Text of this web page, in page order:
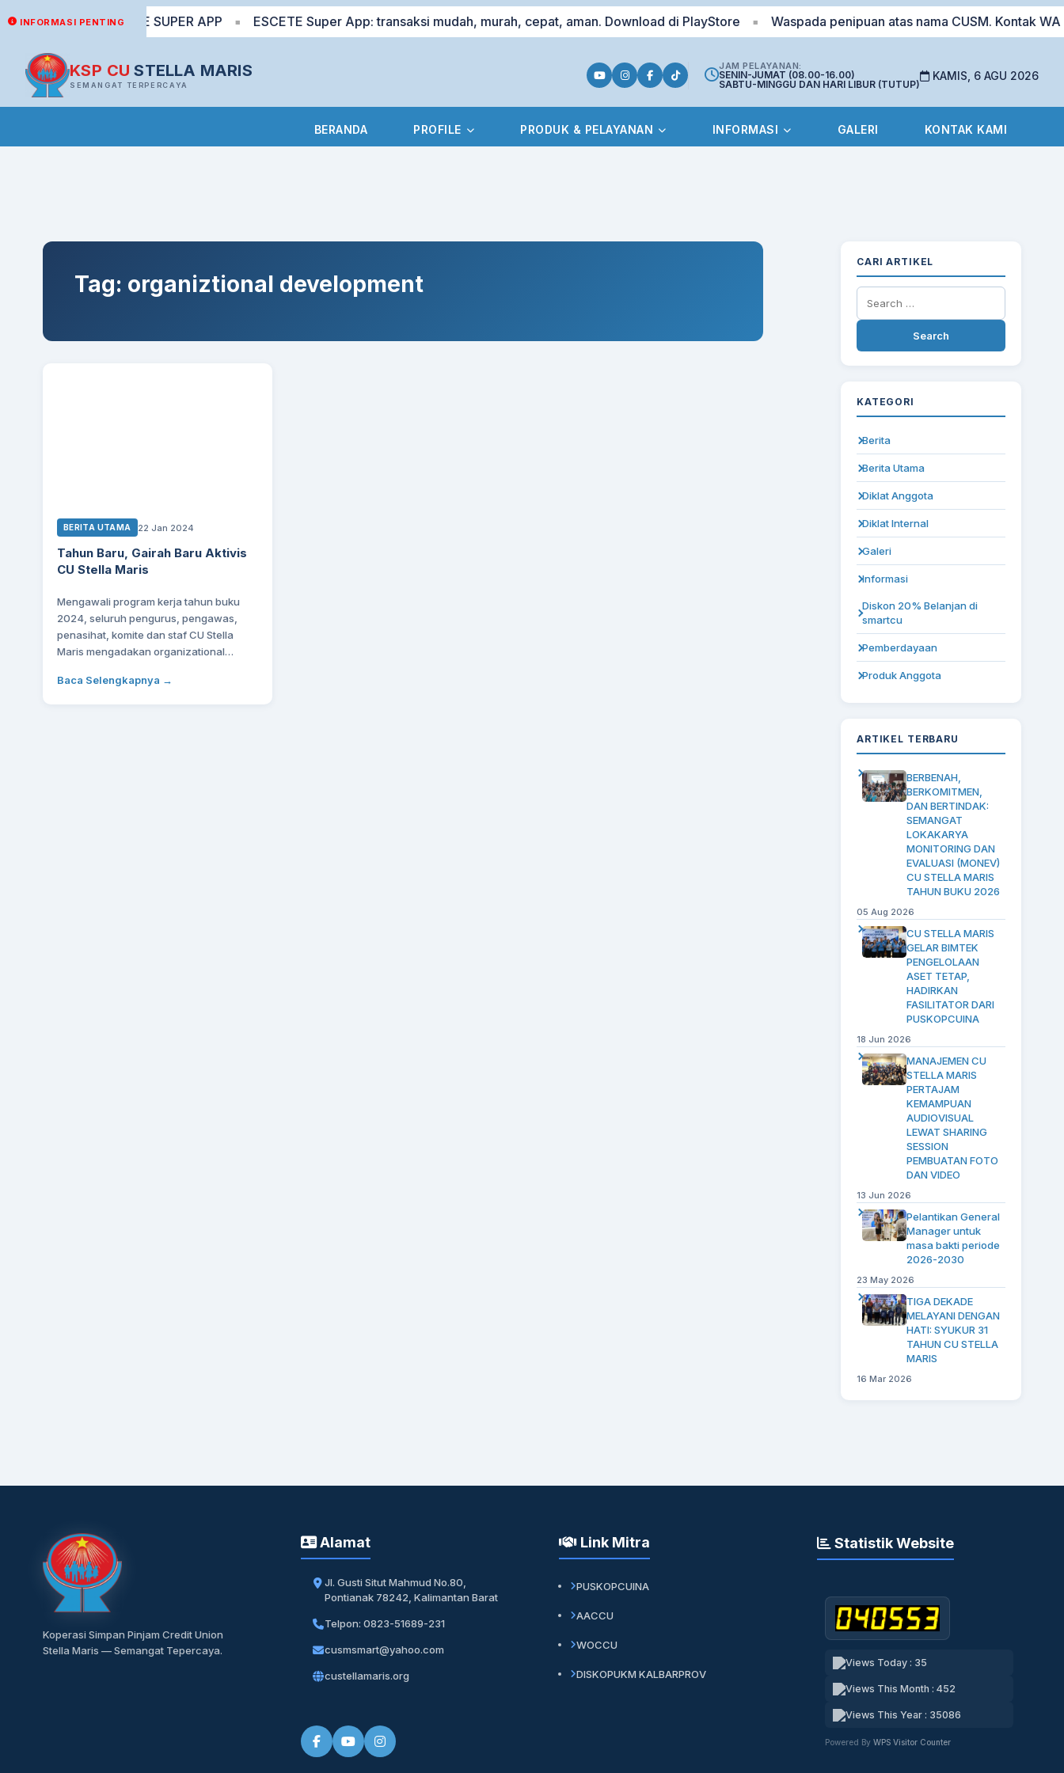
INFORMASI PENTING
Yuk via ESCETE SUPER APP ■ ESCETE Super App: transaksi mudah, murah, cepat, aman. Download di PlayStore ■ Waspada penipuan atas nama CUSM. Kontak WA
KSP CU STELLA MARIS
SEMANGAT TERPERCAYA
JAM PELAYANAN:
SENIN-JUMAT (08.00-16.00)
SABTU-MINGGU DAN HARI LIBUR (TUTUP)
KAMIS, 6 AGU 2026
BERANDA PROFILE PRODUK & PELAYANAN INFORMASI GALERI KONTAK KAMI
Tag: organiztional development
BERITA UTAMA 22 Jan 2024
Tahun Baru, Gairah Baru Aktivis
CU Stella Maris
Mengawali program kerja tahun buku
2024, seluruh pengurus, pengawas,
penasihat, komite dan staf CU Stella
Maris mengadakan organizational…
Baca Selengkapnya →
CARI ARTIKEL
KATEGORI
Berita
Berita Utama
Diklat Anggota
Diklat Internal
Galeri
Informasi
Diskon 20% Belanjan di
smartcu
Pemberdayaan
Produk Anggota
ARTIKEL TERBARU
BERBENAH,
BERKOMITMEN,
DAN BERTINDAK:
SEMANGAT
LOKAKARYA
MONITORING DAN
EVALUASI (MONEV)
CU STELLA MARIS
TAHUN BUKU 2026
05 Aug 2026
CU STELLA MARIS
GELAR BIMTEK
PENGELOLAAN
ASET TETAP,
HADIRKAN
FASILITATOR DARI
PUSKOPCUINA
18 Jun 2026
MANAJEMEN CU
STELLA MARIS
PERTAJAM
KEMAMPUAN
AUDIOVISUAL
LEWAT SHARING
SESSION
PEMBUATAN FOTO
DAN VIDEO
13 Jun 2026
Pelantikan General
Manager untuk
masa bakti periode
2026-2030
23 May 2026
TIGA DEKADE
MELAYANI DENGAN
HATI: SYUKUR 31
TAHUN CU STELLA
MARIS
16 Mar 2026
Koperasi Simpan Pinjam Credit Union
Stella Maris — Semangat Tepercaya.
Alamat
Jl. Gusti Situt Mahmud No.80,
Pontianak 78242, Kalimantan Barat
Telpon: 0823-51689-231
cusmsmart@yahoo.com
custellamaris.org
Link Mitra
PUSKOPCUINA
AACCU
WOCCU
DISKOPUKM KALBARPROV
Statistik Website
Views Today : 35
Views This Month : 452
Views This Year : 35086
Powered ByWPS Visitor Counter